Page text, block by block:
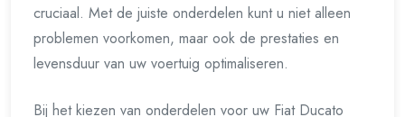
cruciaal. Met de juiste onderdelen kunt u niet alleen
problemen voorkomen, maar ook de prestaties en
levensduur van uw voertuig optimaliseren.
Bij het kiezen van onderdelen voor uw Fiat Ducato